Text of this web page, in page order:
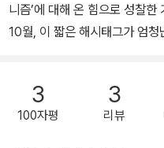
니즘’에 대해 온 힘으로 성찰한 기록들 #○○계_내_성
10월, 이 짧은 해시태그가 엄청
공연계 등에서 전폭적인 지지
폭력 피해자들은 사회관계망
고 가해자를 고발했으며, 이에
3
100자평
3
리뷰